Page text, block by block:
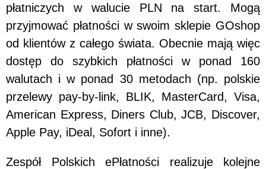
płatniczych w walucie PLN na start. Mogą
przyjmować płatności w swoim sklepie GOshop
od klientów z całego świata. Obecnie mają więc
dostęp do szybkich płatności w ponad 160
walutach i w ponad 30 metodach (np. polskie
przelewy pay-by-link, BLIK, MasterCard, Visa,
American Express, Diners Club, JCB, Discover,
Apple Pay, iDeal, Sofort i inne).
Zespół Polskich ePłatności realizuje kolejne